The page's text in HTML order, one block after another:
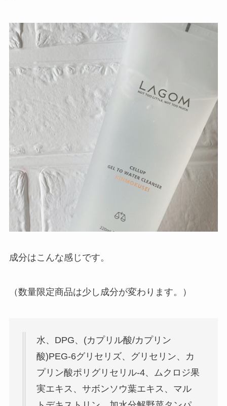
成分はこんな感じです。
（数量限定商品は少し成分が変わります。）
水、 DPG、 (カプリル酸/カプリン
酸)PEG-6グリセリズ、 グリセリン、
カ
プリン酸ポリグリセリル-4、
ムクロジ果
実エキス 、 サボンソウ葉エキス 、マル